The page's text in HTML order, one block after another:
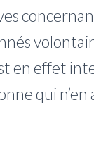
en effet
qui n’en